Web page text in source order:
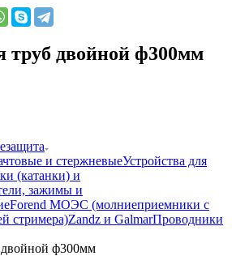
труб двойной ф300мм
и стержневыеУстройства для
(катанки) и
зажимы и
Forend МОЭС (молниеприемники с
стримера)Zandz и GalmarПроводники
двойной ф300мм